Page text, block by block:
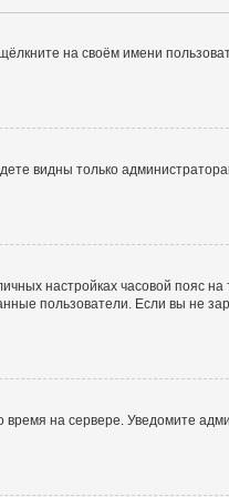
на своём имени
видны только
настройках часовой пояс на
пользователи. Если вы не
время на сервере. Уведомите